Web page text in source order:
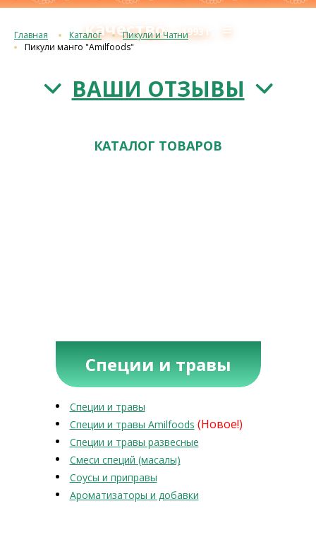
качествос 1993 г. ≡
Главная Каталог
Пикули и Чатни
Пикули манго "Amilfoods"
ВАШИ ОТЗЫВЫ
КАТАЛОГ ТОВАРОВ
Специи и травы
Специи и травы
Специи и травы Amilfoods (Новое!)
Специи и травы развесные
Смеси специй (масалы)
Соусы и приправы
Ароматизаторы и добавки